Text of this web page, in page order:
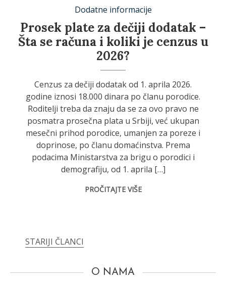
Dodatne informacije
Prosek plate za dečiji dodatak –
Šta se računa i koliki je cenzus u
2026?
Cenzus za dečiji dodatak od 1. aprila 2026.
godine iznosi 18.000 dinara po članu porodice.
Roditelji treba da znaju da se za ovo pravo ne
posmatra prosečna plata u Srbiji, već ukupan
mesečni prihod porodice, umanjen za poreze i
doprinose, po članu domaćinstva. Prema
podacima Ministarstva za brigu o porodici i
demografiju, od 1. aprila […]
PROČITAJTE VIŠE
Kretanje
STARIJI ČLANCI
O NAMA